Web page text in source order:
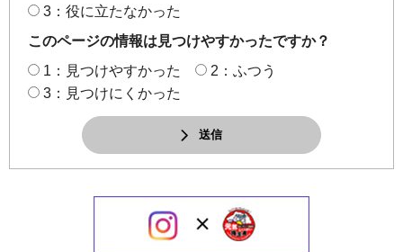
3：役に立たなかった
このページの情報は見つけやすかったですか？
1：見つけやすかった
2：ふつう
3：見つけにくかった
送信